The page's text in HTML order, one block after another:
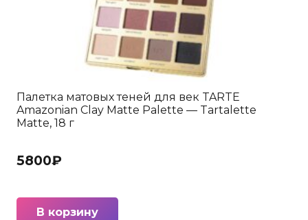
Палетка матовых теней для век TARTE
Amazonian Clay Matte Palette — Tartalette
Matte, 18 г
5800₽
В корзину